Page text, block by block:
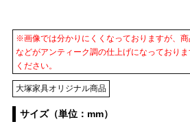
※画像では分かりにくくなっておりますが、
などがアンティーク調の仕上げになっており
ください。
大塚家具オリジナル商品
サイズ（単位：mm）